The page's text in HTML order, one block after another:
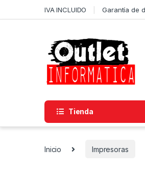
IVA INCLUIDO Garantía de
Tienda
Inicio Impresoras